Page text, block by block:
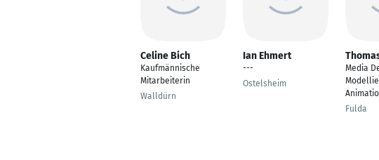
Celine Bich
Kaufmännische
Mitarbeiterin
Walldürn
Ian Ehmert
---
Ostelsheim
Media
Fulda